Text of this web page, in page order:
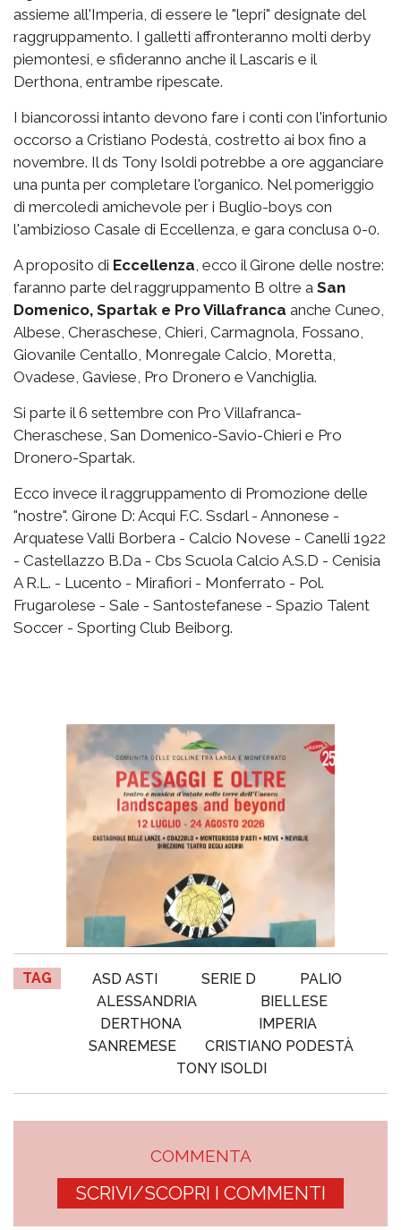
assieme all'Imperia, di essere le "lepri" designate del
raggruppamento. I galletti affronteranno molti derby
piemontesi, e sfideranno anche il Lascaris e il
Derthona, entrambe ripescate.
I biancorossi intanto devono fare i conti con l'infortunio
occorso a Cristiano Podestà, costretto ai box fino a
novembre. Il ds Tony Isoldi potrebbe a ore agganciare
una punta per completare l'organico. Nel pomeriggio
di mercoledì amichevole per i Buglio-boys con
l'ambizioso Casale di Eccellenza, e gara conclusa 0-0.
A proposito di Eccellenza, ecco il Girone delle nostre:
faranno parte del raggruppamento B oltre a San
Domenico, Spartak e Pro Villafranca anche Cuneo,
Albese, Cheraschese, Chieri, Carmagnola, Fossano,
Giovanile Centallo, Monregale Calcio, Moretta,
Ovadese, Gaviese, Pro Dronero e Vanchiglia.
Si parte il 6 settembre con Pro Villafranca-
Cheraschese, San Domenico-Savio-Chieri e Pro
Dronero-Spartak.
Ecco invece il raggruppamento di Promozione delle
"nostre". Girone D: Acqui F.C. Ssdarl - Annonese -
Arquatese Valli Borbera - Calcio Novese - Canelli 1922
- Castellazzo B.Da - Cbs Scuola Calcio A.S.D - Cenisia
A R.L. - Lucento - Mirafiori - Monferrato - Pol.
Frugarolese - Sale - Santostefanese - Spazio Talent
Soccer - Sporting Club Beiborg.
TAG ASD ASTI SERIE D
PALIO
ALESSANDRIA
BIELLESE
DERTHONA
IMPERIA
SANREMESE
CRISTIANO PODESTÀ
TONY ISOLDI
COMMENTA
SCRIVI/SCOPRI I COMMENTI